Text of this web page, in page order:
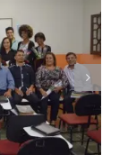
sua 43ª